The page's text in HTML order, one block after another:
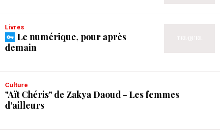
Livres
Le numérique, pour après
demain
Culture
"Aït Chéris" de Zakya Daoud - Les femmes
d’ailleurs